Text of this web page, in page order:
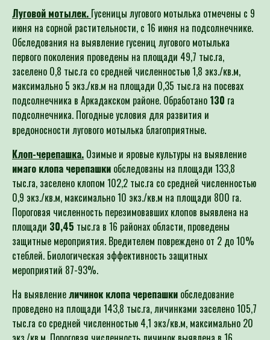
Луговой мотылек. Гусеницы лугового мотылька отмечены с 9
июня на сорной растительности, с 16 июня на подсолнечнике.
Обследования на выявление гусениц лугового мотылька
первого поколения проведены на площади 49,7 тыс.га,
заселено 0,8 тыс.га со средней численностью 1,8 экз./кв.м,
максимально 5 экз./кв.м на площади 0,35 тыс.га на посевах
подсолнечника в Аркадакском районе. Обработано130га
подсолнечника. Погодные условия для развития и
вредоносности лугового мотылька благоприятные.
Клоп-черепашка. Озимые и яровые культуры на выявление
имаго клопа черепашкиобследованы на площади 133,8
тыс.га, заселено клопом 102,2 тыс.га со средней численностью
0,9 экз./кв.м, максимально 10 экз./кв.м на площади 800 га.
Пороговая численность перезимовавших клопов выявлена на
площади30,45тыс.га в 16 районах области, проведены
защитные мероприятия. Вредителем повреждено от 2 до 10%
стеблей. Биологическая эффективность защитных
мероприятий 87-93%.
На выявление личинок клопа черепашки обследование
проведено на площади 143,8 тыс.га, личинками заселено 105,7
тыс.га со средней численностью 4,1 экз/кв.м, максимально 20
экз./кв.м. Пороговая численность личинок выявлена в 16